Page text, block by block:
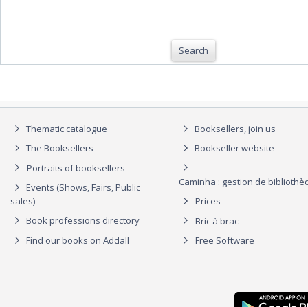
Search
Thematic catalogue
The Booksellers
Portraits of booksellers
Events (Shows, Fairs, Public
sales)
Book professions directory
Find our books on Addall
Booksellers, join us
Bookseller website
Caminha : gestion de
Prices
Bric à brac
Free Software